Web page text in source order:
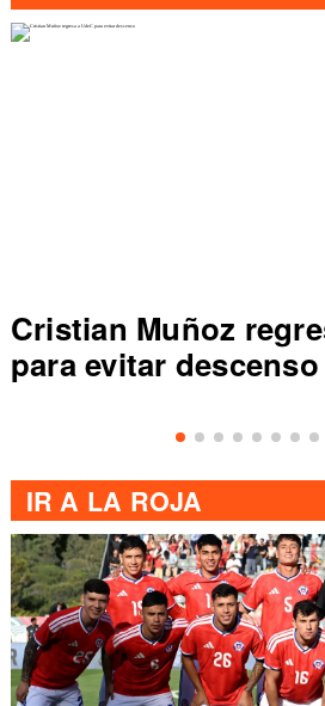
Colo Colo rompe
de Primera al
IR A LA ROJA